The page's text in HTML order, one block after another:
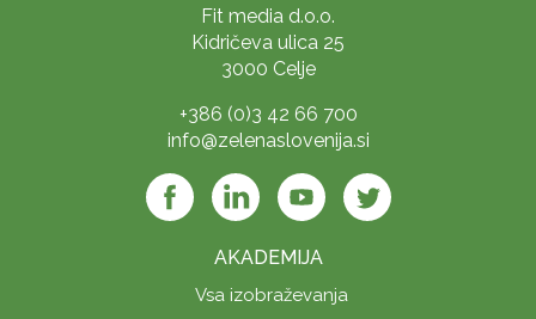
Fit media d.o.o.
Kidričeva ulica 25
3000 Celje
+386 (0)3 42 66 700
info@zelenaslovenija.si
AKADEMIJA
Vsa izobraževanja